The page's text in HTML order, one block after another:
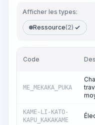
Afficher les types:
Ressource(2)
Code
ME_MEKAKA_PUKA
KAME-LI-KATO-
KAPU_KAKAKAME